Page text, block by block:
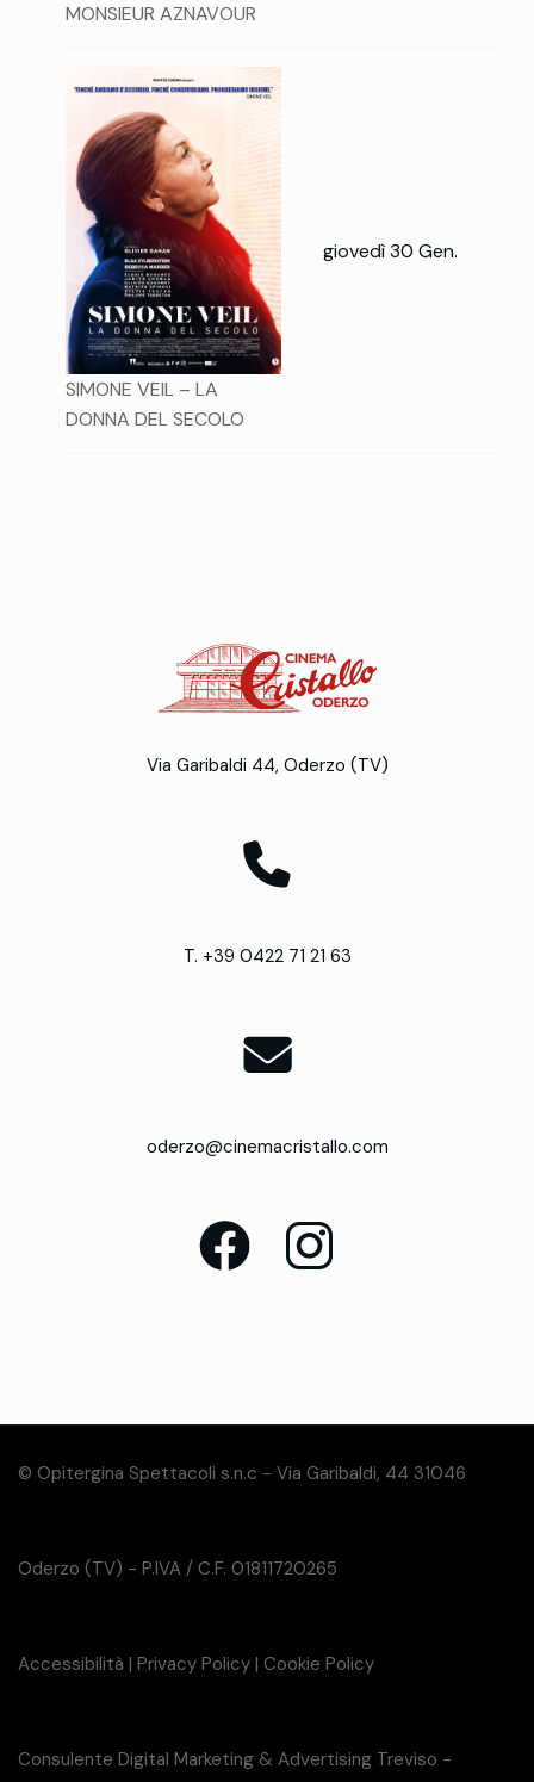
MONSIEUR AZNAVOUR
SIMONE VEIL – LA
DONNA DEL SECOLO
giovedì 30 Gen.
Via Garibaldi 44, Oderzo (TV)
T. +39 0422 71 21 63
oderzo@cinemacristallo.com
© Opitergina Spettacoli s.n.c - Via Garibaldi, 44 31046
Oderzo (TV) - P.IVA / C.F. 01811720265
Accessibilità | Privacy Policy | Cookie Policy
Consulente Digital Marketing & Advertising Treviso -